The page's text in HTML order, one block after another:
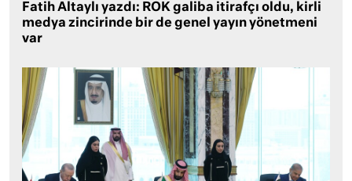
Fatih Altaylı yazdı: ROK galiba itirafçı oldu, kirli
medya zincirinde bir de genel yayın yönetmeni
var